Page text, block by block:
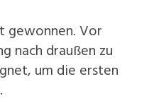
gewonnen. Vor
nach draußen zu
um die ersten